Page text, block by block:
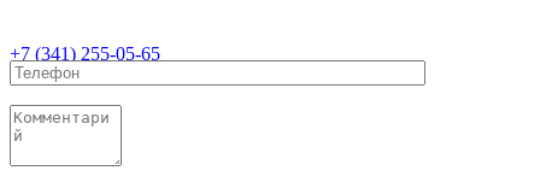
+7 (341) 255-05-65